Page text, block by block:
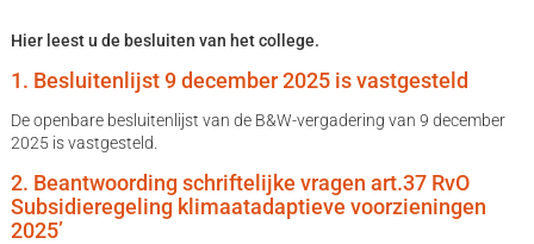
Hier leest u de besluiten van het college.
1. Besluitenlijst 9 december 2025 is vastgesteld
De openbare besluitenlijst van de B&W-vergadering van 9 december
2025 is vastgesteld.
2. Beantwoording schriftelijke vragen art.37 RvO
Subsidieregeling klimaatadaptieve voorzieningen
2025’